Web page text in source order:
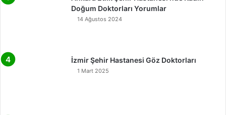
Doğum Doktorları Yorumlar
14 Ağustos 2024
İzmir Şehir Hastanesi Göz Doktorları
1 Mart 2025